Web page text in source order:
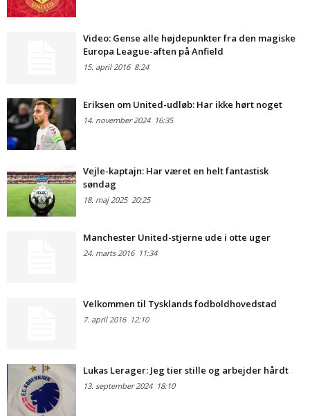
Video: Gense alle højdepunkter fra den magiske
Europa League-aften på Anfield
15. april 20168:24
Eriksen om United-udløb: Har ikke hørt noget
14. november 202416:35
Vejle-kaptajn: Har været en helt fantastisk
søndag
18. maj 202520:25
Manchester United-stjerne ude i otte uger
24. marts 201611:34
Velkommen til Tysklands fodboldhovedstad
7. april 201612:10
Lukas Lerager: Jeg tier stille og arbejder hårdt
13. september 202418:10